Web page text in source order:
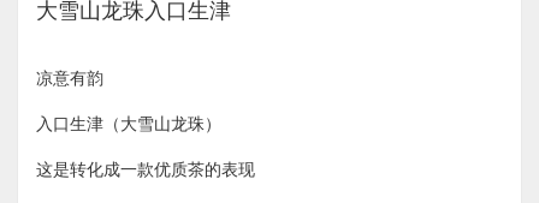
大雪山龙珠入口生津
凉意有韵
​入口生津（大雪山龙珠）
​这是转化成一款优质茶的表现